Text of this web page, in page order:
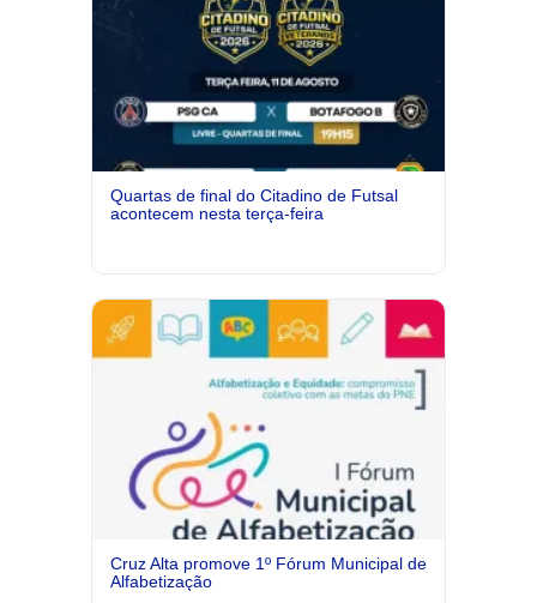
Quartas de final do Citadino de Futsal
acontecem nesta terça-feira
Cruz Alta promove 1º Fórum Municipal de
Alfabetização